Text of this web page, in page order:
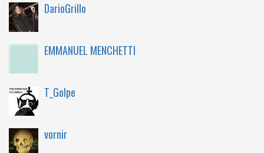
DarioGrillo
EMMANUEL MENCHETTI
T_Golpe
vornir